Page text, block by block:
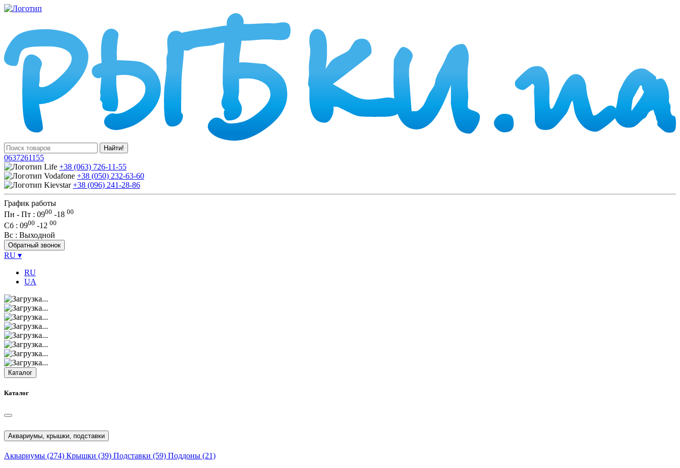
Найти!
0637261155
+38 (063) 726-11-55
+38 (050) 232-63-60
+38 (096) 241-28-86
График работы
Пн - Пт : 0900 -18 00
Сб : 0900 -12 00
Вс : Выходной
Обратный звонок
RU ▾
RU
UA
Каталог
Каталог
Аквариумы, крышки, подставки
Аквариумы (274) Крышки (39) Подставки (59) Поддоны (21)